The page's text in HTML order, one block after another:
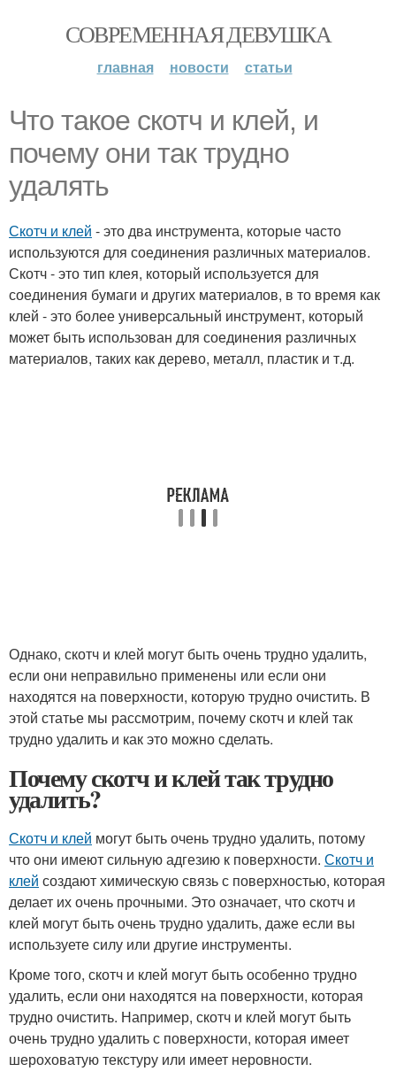
СОВРЕМЕННАЯ ДЕВУШКА
главная новости статьи
Что такое скотч и клей, и
почему они так трудно
удалять
Скотч и клей - это два инструмента, которые часто
используются для соединения различных материалов.
Скотч - это тип клея, который используется для
соединения бумаги и других материалов, в то время как
клей - это более универсальный инструмент, который
может быть использован для соединения различных
материалов, таких как дерево, металл, пластик и т.д.
Однако, скотч и клей могут быть очень трудно удалить,
если они неправильно применены или если они
находятся на поверхности, которую трудно очистить. В
этой статье мы рассмотрим, почему скотч и клей так
трудно удалить и как это можно сделать.
Почему скотч и клей так трудно
удалить?
Скотч и клей могут быть очень трудно удалить, потому
что они имеют сильную адгезию к поверхности. Скотч и
клей создают химическую связь с поверхностью, которая
делает их очень прочными. Это означает, что скотч и
клей могут быть очень трудно удалить, даже если вы
используете силу или другие инструменты.
Кроме того, скотч и клей могут быть особенно трудно
удалить, если они находятся на поверхности, которая
трудно очистить. Например, скотч и клей могут быть
очень трудно удалить с поверхности, которая имеет
шероховатую текстуру или имеет неровности.